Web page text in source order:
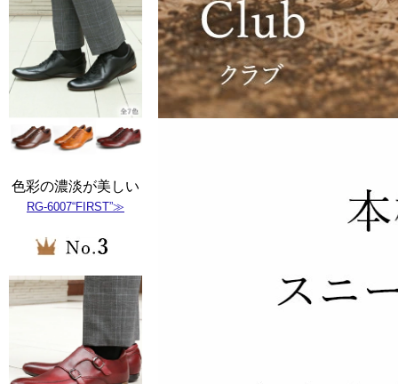
色彩の濃淡が美しい
RG-6007“FIRST”≫